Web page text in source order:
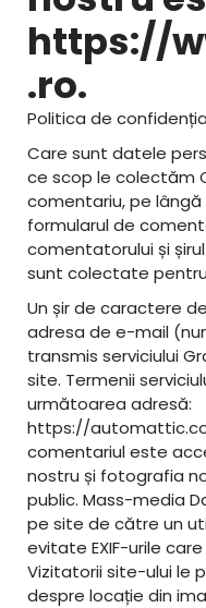
https://
.ro.
Politica de
Care sunt datele
ce scop le colectăm
comentariu, pe
formularul de
comentatorului și
sunt colectate
Un șir de caractere
adresa de e-mail
transmis serviciului
site. Termenii
următoarea adresă:
https://
comentariul este
nostru și fotografia
public. Mass-media
pe site de către un
evitate EXIF-urile
Vizitatorii site-ului le
despre locație din